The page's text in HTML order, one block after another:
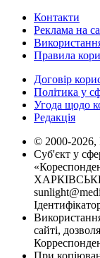
Контакти
Реклама на
Правила
Договір
Політика у
Угода щодо
Редакція
© 2000-2026,
Суб'єкт у
ХАРКІВСЬКЕ
сайті,
При